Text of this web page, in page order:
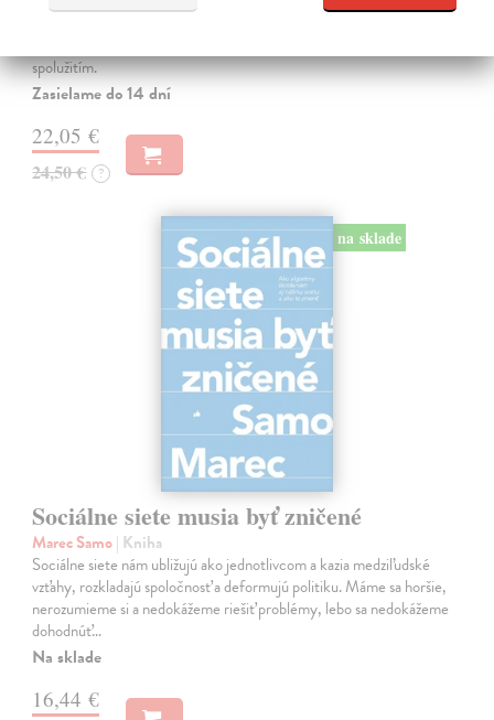
spolužitím.
Zasielame do 14 dní
22,05 €
24,50 € ?
na sklade
Sociálne siete musia byť zničené
Marec Samo| Kniha
Sociálne siete nám ubližujú ako jednotlivcom a kazia medziľudské
vzťahy, rozkladajú spoločnosť a deformujú politiku. Máme sa horšie,
nerozumieme si a nedokážeme riešiť problémy, lebo sa nedokážeme
dohodnúť…
Na sklade
16,44 €